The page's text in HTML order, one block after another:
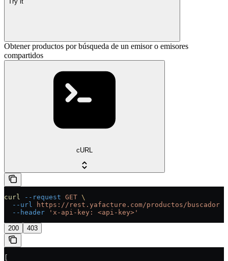
Obtener productos por búsqueda de un emisor o emisores
compartidos
cURL
curl --request GET \
  --url
https://rest.yafacture.com/productos/buscador
  --header
'x-api-key: <api-key>'
200 403